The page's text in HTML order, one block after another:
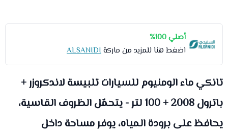
أصلي 100%
اضغط هنا للمزيد من ماركةALSANIDI
تانكي ماء الومنيوم للسيارات تلبيسة لاندكروزر +
باترول 2008 + 100 لتر - يتحمّل الظروف القاسية،
يحافظ على برودة المياه، يوفر مساحة داخل